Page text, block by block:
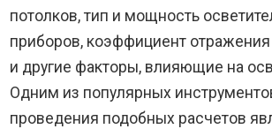
потолков, тип и мощность
приборов, коэффициент
и другие факторы, влияющие на
Одним из популярных
проведения подобных расчетов